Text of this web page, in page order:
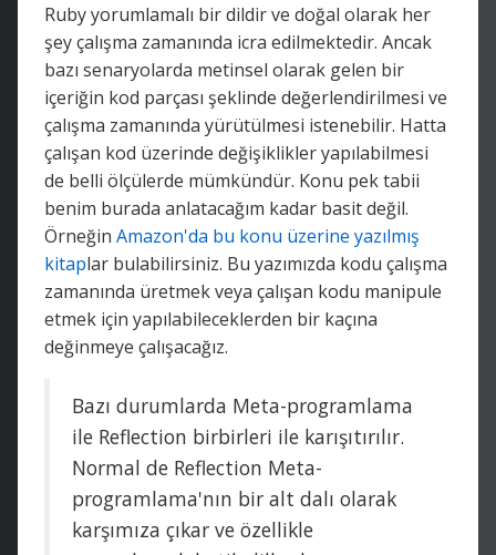
Ruby yorumlamalı bir dildir ve doğal olarak her
şey çalışma zamanında icra edilmektedir. Ancak
bazı senaryolarda metinsel olarak gelen bir
içeriğin kod parçası şeklinde değerlendirilmesi ve
çalışma zamanında yürütülmesi istenebilir. Hatta
çalışan kod üzerinde değişiklikler yapılabilmesi
de belli ölçülerde mümkündür. Konu pek tabii
benim burada anlatacağım kadar basit değil.
Örneğin Amazon'da bu konu üzerine yazılmış
kitaplar bulabilirsiniz. Bu yazımızda kodu çalışma
zamanında üretmek veya çalışan kodu manipule
etmek için yapılabileceklerden bir kaçına
değinmeye çalışacağız.
Bazı durumlarda Meta-programlama
ile Reflection birbirleri ile karışıtırılır.
Normal de Reflection Meta-
programlama'nın bir alt dalı olarak
karşımıza çıkar ve özellikle